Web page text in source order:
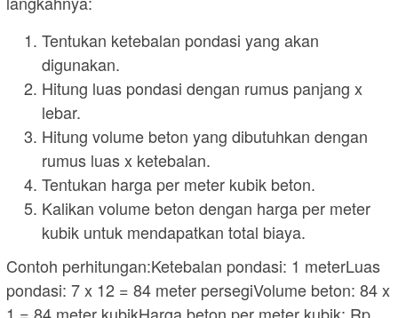
Tentukan ketebalan pondasi yang akan
digunakan.
Hitung luas pondasi dengan rumus panjang x
lebar.
Hitung volume beton yang dibutuhkan dengan
rumus luas x ketebalan.
Tentukan harga per meter kubik beton.
Kalikan volume beton dengan harga per meter
kubik untuk mendapatkan total biaya.
Contoh perhitungan:Ketebalan pondasi: 1 meterLuas
pondasi: 7 x 12 = 84 meter persegiVolume beton: 84 x